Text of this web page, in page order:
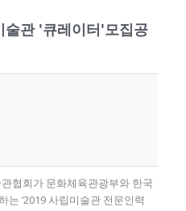
관 '큐레이터'모집공
협회가 문화체육관광부와 한국
는 ‘2019 사립미술관 전문인력